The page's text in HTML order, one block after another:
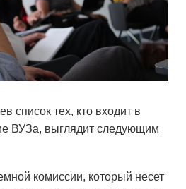
список тех, кто входит в
ВУЗа, выглядит следующим
комиссии, который несет